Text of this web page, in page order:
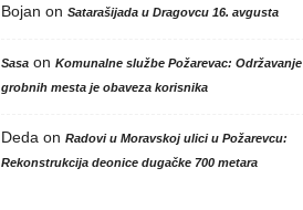
Bojan on Satarašijada u Dragovcu 16. avgusta
Sasaon Komunalne službe Požarevac: Održavanje
grobnih mesta je obaveza korisnika
Deda on Radovi u Moravskoj ulici u Požarevcu:
Rekonstrukcija deonice dugačke 700 metara